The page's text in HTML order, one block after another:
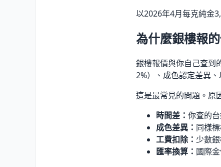
以2026年4月每克純金
為什麼銀樓報
銀樓報價與你自己查到
2%）、成色認定差異
這是最常見的問題。原
時間差： 你查的
成色差異： 同樣
工費扣除： 少數
匯率換算： 國際